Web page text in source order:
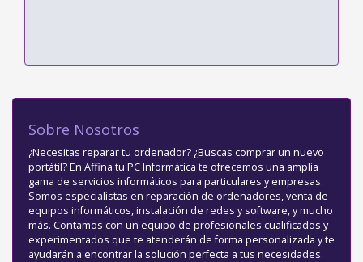
Sobre Nosotros
¿Necesitas reparar tu ordenador? ¿Buscas comprar un nuevo
portátil? En Affina tu PC Informática te ofrecemos una amplia
gama de servicios informáticos para particulares y empresas.
Somos especialistas en reparación de ordenadores, venta de
equipos informáticos, instalación de redes y software, y mucho
más. Contamos con un equipo de profesionales cualificados y
experimentados que te atenderán de forma personalizada y te
ayudarán a encontrar la solución perfecta a tus necesidades.